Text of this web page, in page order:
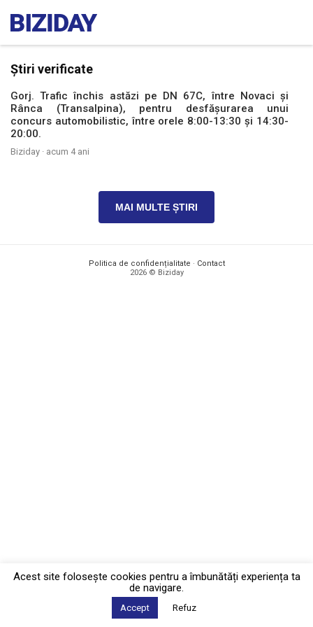
Știri verificate
Gorj. Trafic închis astăzi pe DN 67C, între Novaci și
Rânca (Transalpina), pentru desfăşurarea unui
concurs automobilistic, între orele 8:00-13:30 şi 14:30-
20:00.
Biziday · acum 4 ani
MAI MULTE ȘTIRI
Politica de confidențialitate · Contact
2026 © Biziday
Acest site foloseşte cookies pentru a îmbunătăți experiența ta
de navigare.
Accept Refuz